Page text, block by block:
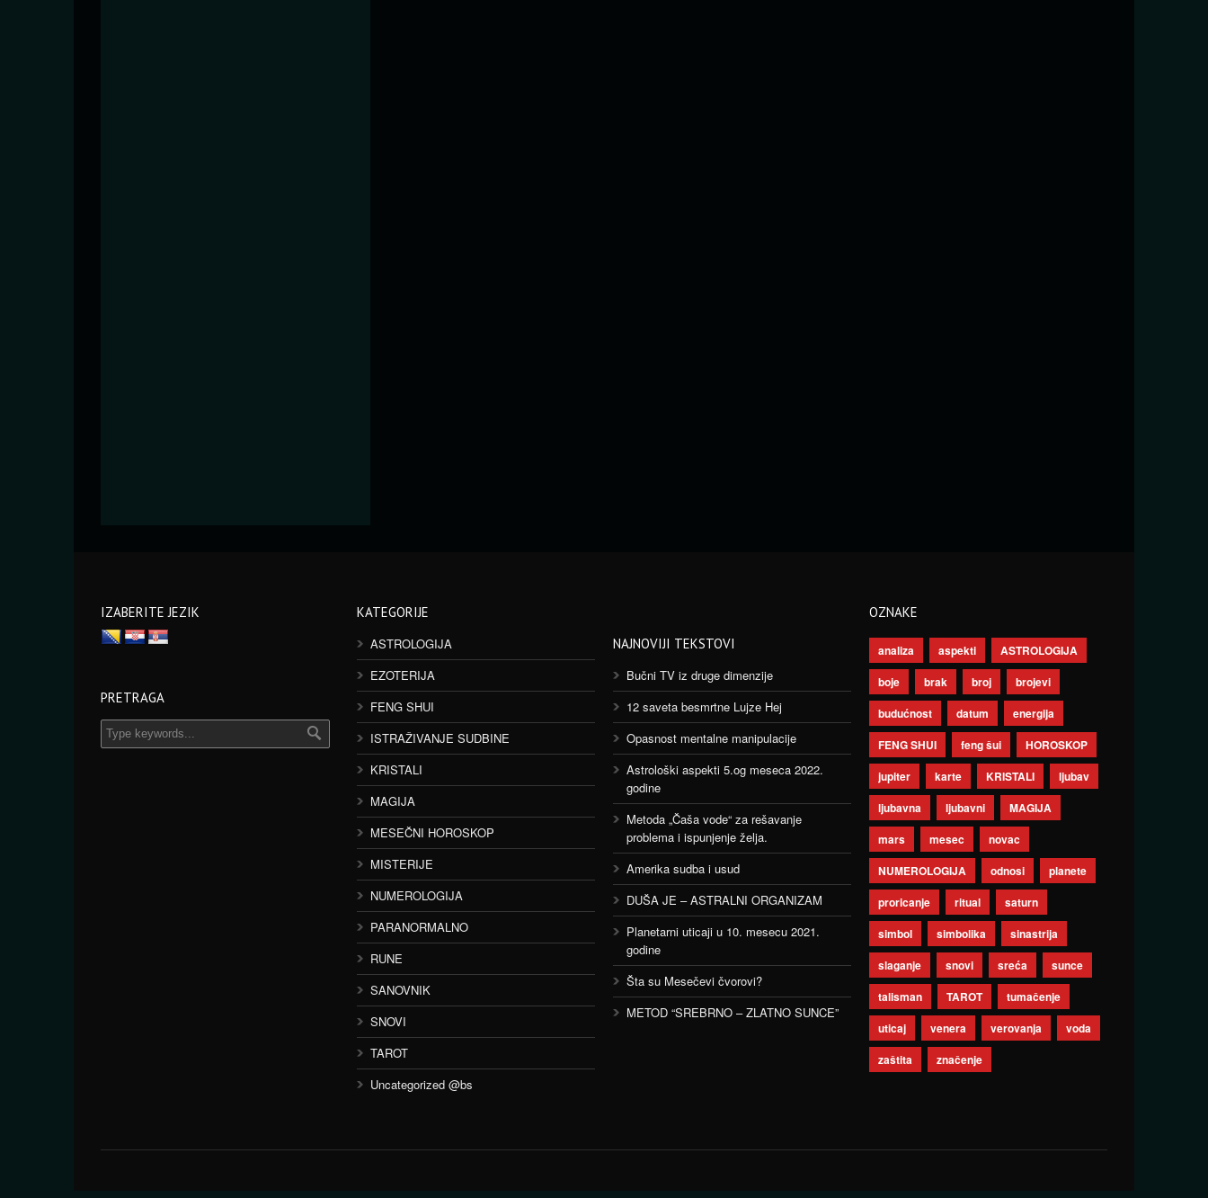
IZABERITE JEZIK
PRETRAGA
KATEGORIJE
ASTROLOGIJA
EZOTERIJA
FENG SHUI
ISTRAŽIVANJE SUDBINE
KRISTALI
MAGIJA
MESEČNI HOROSKOP
MISTERIJE
NUMEROLOGIJA
PARANORMALNO
RUNE
SANOVNIK
SNOVI
TAROT
Uncategorized @bs
NAJNOVIJI TEKSTOVI
Bučni TV iz druge dimenzije
12 saveta besmrtne Lujze Hej
Opasnost mentalne manipulacije
Astrološki aspekti 5.og meseca 2022.
godine
Metoda „Čaša vode“ za rešavanje
problema i ispunjenje želja.
Amerika sudba i usud
DUŠA JE – ASTRALNI ORGANIZAM
Planetarni uticaji u 10. mesecu 2021.
godine
Šta su Mesečevi čvorovi?
METOD “SREBRNO – ZLATNO SUNCE”
OZNAKE
analiza aspekti
ASTROLOGIJA
boje
brak broj
brojevi
budućnost
datum
energija
FENG SHUI
feng šui
HOROSKOP
jupiter
karte KRISTALI
ljubav
ljubavna
ljubavni
MAGIJA
mars
mesec
novac
NUMEROLOGIJA
odnosi
planete
proricanje
ritual
saturn
simbol
simbolika
sinastrija
slaganje
snovi sreća
sunce
talisman
TAROT
tumačenje
uticaj
venera verovanja
voda
zaštita
značenje